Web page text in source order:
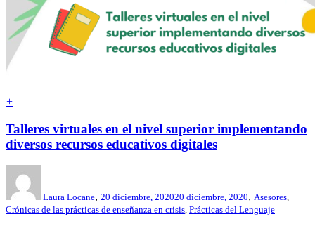
+
Talleres virtuales en el nivel superior implementando
diversos recursos educativos digitales
Laura Locane, 20 diciembre, 202020 diciembre, 2020, Asesores,
Crónicas de las prácticas de enseñanza en crisis, Prácticas del Lenguaje